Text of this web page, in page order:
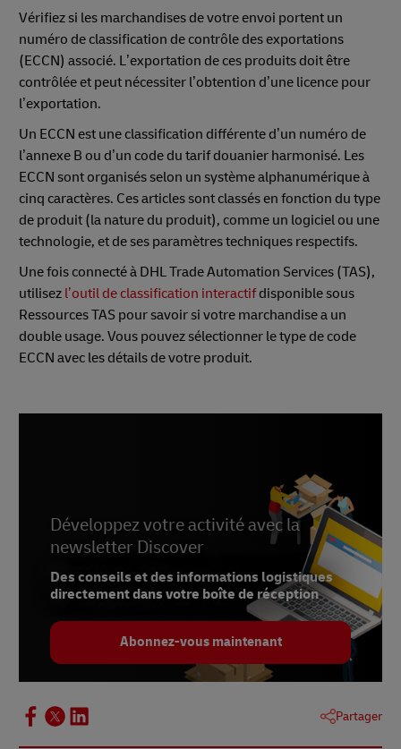
Vérifiez si les marchandises de votre envoi portent un
numéro de classification de contrôle des exportations
(ECCN) associé. L’exportation de ces produits doit être
contrôlée et peut nécessiter l’obtention d’une licence pour
l’exportation.
Un ECCN est une classification différente d’un numéro de
l’annexe B ou d’un code du tarif douanier harmonisé. Les
ECCN sont organisés selon un système alphanumérique à
cinq caractères. Ces articles sont classés en fonction du type
de produit (la nature du produit), comme un logiciel ou une
technologie, et de ses paramètres techniques respectifs.
Une fois connecté à DHL Trade Automation Services (TAS),
utilisez l’outil de classification interactifdisponible sous
Ressources TAS pour savoir si votre marchandise a un
double usage. Vous pouvez sélectionner le type de code
ECCN avec les détails de votre produit.
Développez votre activité avec la
newsletter Discover
Des conseils et des informations logistiques
directement dans votre boîte de réception
Abonnez-vous maintenant
Partager